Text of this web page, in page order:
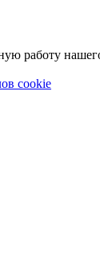
работу
cookie